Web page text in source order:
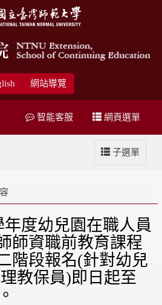
網站導覽
網頁選單
智能客服
子選單
度幼兒園在職人員
師資職前教育課程
階段報名(針對幼兒
教保員)即日起至